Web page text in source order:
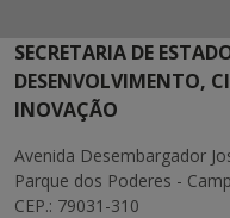
SECRETARIA DE
DESENVOLVIMENTO,
INOVAÇÃO
Avenida Desembargador
Parque dos Poderes -
CEP.: 79031-310